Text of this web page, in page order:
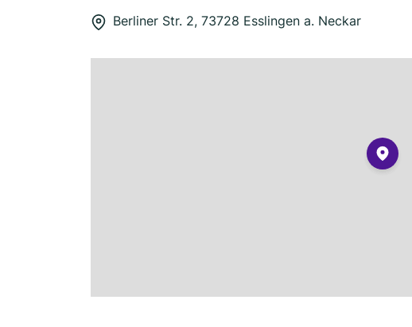
Berliner Str. 2, 73728 Esslingen a. Neckar